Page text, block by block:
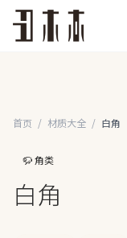
首页 / 材质大全 / 白角
🦬 角类
白角